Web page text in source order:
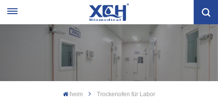
heim Trockenofen für Labor